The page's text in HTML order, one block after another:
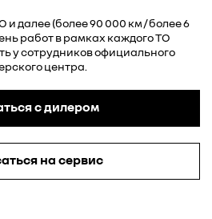
далее (более 90 000 км / более 6
работ в рамках каждого ТО
у сотрудников официального
центра.
с дилером
на сервис